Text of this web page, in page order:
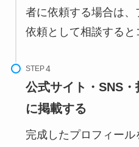
者に依頼する場合は
依頼として相談すると
STEP
公式サイト・SNS
に掲載する
完成したプロフィー